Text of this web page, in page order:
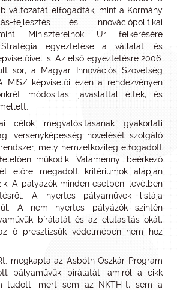
változatát elfogadták, mint a Kormány
fejlesztés és innovációpolitikai
Miniszterelnök Úr felkérésére
egyeztetése a vállalati és
is. Az első egyeztetésre 2006.
sor, a Magyar Innovációs Szövetség
MISZ képviselői ezen a rendezvényen
módosítási javaslattal éltek, és
célok megvalósításának gyakorlati
versenyképesség növelését szolgáló
mely nemzetközileg elfogadott
működik. Valamennyi beérkező
előre megadott kritériumok alapján
A pályázók minden esetben, levélben
A nyertes pályaművek listája
A nem nyertes pályázók szintén
bírálatát és az elutasítás okát,
ő presztízsük védelmében nem hoz
megkapta az Asbóth Oszkár Program
pályaművük bírálatát, amiről a cikk
tudott, mert sem az NKTH-t, sem a